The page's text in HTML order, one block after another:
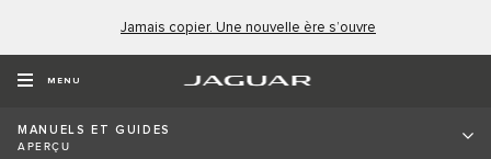
Jamais copier. Une nouvelle ère s’ouvre
MENU
MANUELS ET GUIDES
APERÇU